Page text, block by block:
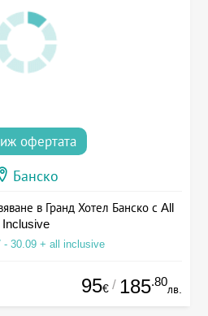
офертата
Банско
в Гранд Хотел Банско с All
Inclusive
- 30.09 + all inclusive
95€ / 185.80
лв.